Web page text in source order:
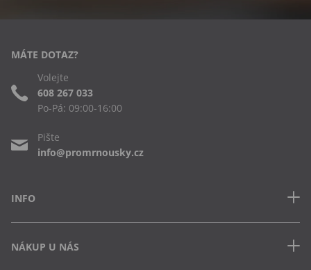
INFO
Často kladené dotazy
NÁKUP U NÁS
MÁTE DOTAZ?
Volejte
608 267 033
Po-Pá: 09:00-16:00
Pište
info@promrnousky.cz